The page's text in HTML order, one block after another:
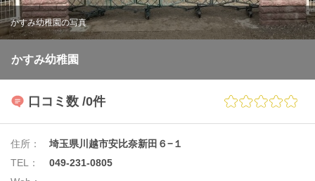
かすみ幼稚園の写真
かすみ幼稚園
口コミ数 /0件
住所：
埼玉県川越市安比奈新田６−１
TEL：
049-231-0805